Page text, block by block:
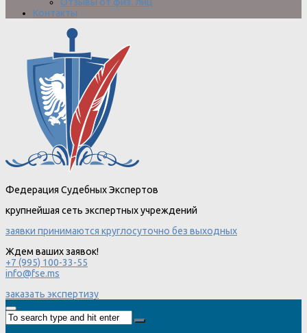
Отзывы от физ. лиц
Контакты
Федерация Судебных Экспертов
крупнейшая сеть экспертных учреждений
заявки принимаются круглосуточно без выходных
Ждем ваших заявок!
+7 (995) 100-33-55
info@fse.ms
заказать экспертизу